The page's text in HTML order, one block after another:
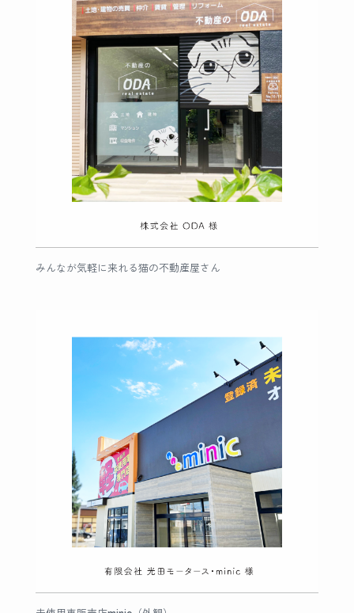
みんなが気軽に来れる猫の不動産屋さん